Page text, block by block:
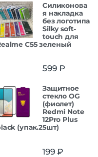
Силиконова
я накладка
без логотипа
Silky soft-
touch для
C55 зеленый
599₽
Защитнoe
cтекло OG
(фиолет)
Redmi Note
12Pro Plus
(упак.25шт)
199₽